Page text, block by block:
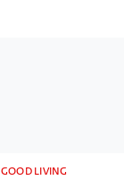
GOOD LIVING